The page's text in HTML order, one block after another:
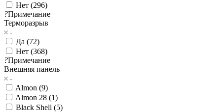
Нет (296)
?Примечание
Терморазрыв
Да (72)
Нет (368)
?Примечание
Внешняя панель
Almon (9)
Almon 28 (1)
Black Shell (5)